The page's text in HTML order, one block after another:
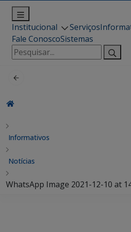
Institucional Serviços
Fale ConoscoSistemas
Pesquisar
por:
Informativos
Notícias
WhatsApp Image 2021-12-10 at